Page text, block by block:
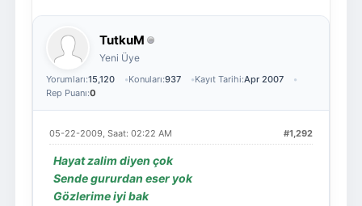
TutkuM
Yeni Üye
Yorumları:15,120 Konuları:937 Kayıt Tarihi:Apr 2007
Rep Puanı:0
#1,292
05-22-2009, Saat: 02:22 AM
Hayat zalim diyen çok
Sende gururdan eser yok
Gözlerime iyi bak